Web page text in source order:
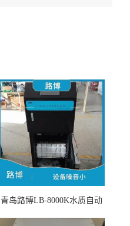
青岛路博LB-8000K水质自动